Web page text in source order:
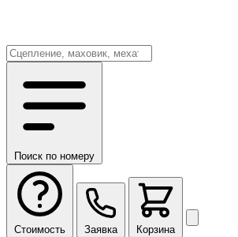
Поиск по номеру
Стоимость Заявка Корзина